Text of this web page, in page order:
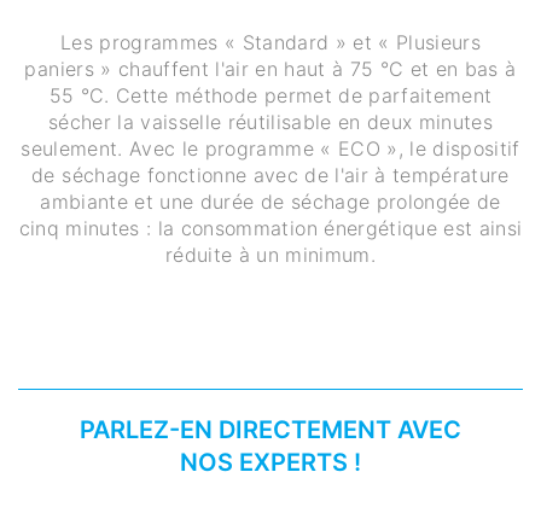
Les programmes « Standard » et « Plusieurs
paniers » chauffent l'air en haut à 75 °C et en bas à
55 °C. Cette méthode permet de parfaitement
sécher la vaisselle réutilisable en deux minutes
seulement. Avec le programme « ECO », le dispositif
de séchage fonctionne avec de l'air à température
ambiante et une durée de séchage prolongée de
cinq minutes : la consommation énergétique est ainsi
réduite à un minimum.
PARLEZ-EN DIRECTEMENT AVEC
NOS EXPERTS !